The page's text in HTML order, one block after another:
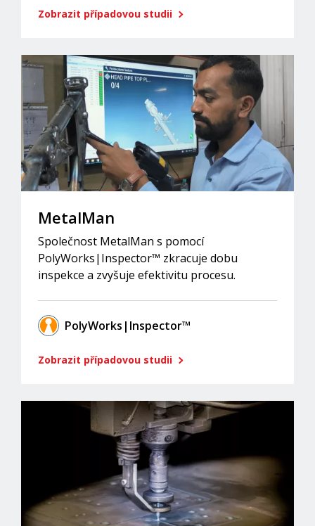
Zobrazit případovou studii
MetalMan
Společnost MetalMan s pomocí
PolyWorks|Inspector™ zkracuje dobu
inspekce a zvyšuje efektivitu procesu.
PolyWorks|Inspector™
Zobrazit případovou studii